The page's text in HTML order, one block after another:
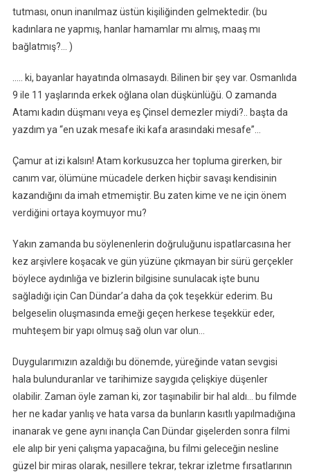
tutması, onun inanılmaz üstün kişiliğinden gelmektedir. (bu
kadınlara ne yapmış, hanlar hamamlar mı almış, maaş mı
bağlatmış?… )
….. ki, bayanlar hayatında olmasaydı. Bilinen bir şey var. Osmanlıda
9 ile 11 yaşlarında erkek oğlana olan düşkünlüğü. O zamanda
Atamı kadın düşmanı veya eş Çinsel demezler miydi?.. başta da
yazdım ya “en uzak mesafe iki kafa arasındaki mesafe”…
Çamur at izi kalsın! Atam korkusuzca her topluma girerken, bir
canım var, ölümüne mücadele derken hiçbir savaşı kendisinin
kazandığını da imah etmemiştir. Bu zaten kime ve ne için önem
verdiğini ortaya koymuyor mu?
Yakın zamanda bu söylenenlerin doğruluğunu ispatlarcasına her
kez arşivlere koşacak ve gün yüzüne çıkmayan bir sürü gerçekler
böylece aydınlığa ve bizlerin bilgisine sunulacak işte bunu
sağladığı için Can Dündar’a daha da çok teşekkür ederim. Bu
belgeselin oluşmasında emeği geçen herkese teşekkür eder,
muhteşem bir yapı olmuş sağ olun var olun…
Duygularımızın azaldığı bu dönemde, yüreğinde vatan sevgisi
hala bulunduranlar ve tarihimize saygıda çelişkiye düşenler
olabilir. Zaman öyle zaman ki, zor taşınabilir bir hal aldı… bu filmde
her ne kadar yanlış ve hata varsa da bunların kasıtlı yapılmadığına
inanarak ve gene aynı inançla Can Dündar gişelerden sonra filmi
ele alıp bir yeni çalışma yapacağına, bu filmi geleceğin nesline
güzel bir miras olarak, nesillere tekrar, tekrar izletme fırsatlarının